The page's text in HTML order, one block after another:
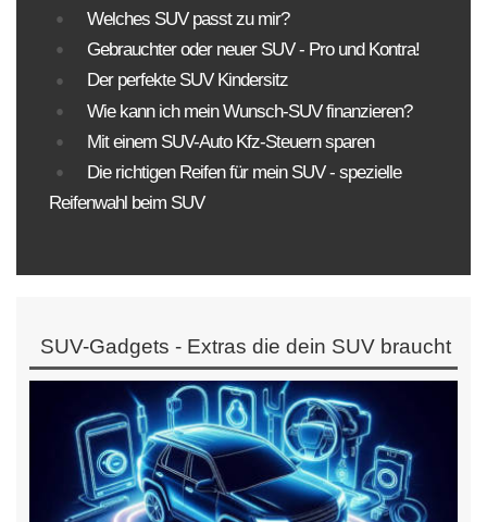
Welches SUV passt zu mir?
Gebrauchter oder neuer SUV - Pro und Kontra!
Der perfekte SUV Kindersitz
Wie kann ich mein Wunsch-SUV finanzieren?
Mit einem SUV-Auto Kfz-Steuern sparen
Die richtigen Reifen für mein SUV - spezielle
Reifenwahl beim SUV
SUV-Gadgets - Extras die dein SUV braucht